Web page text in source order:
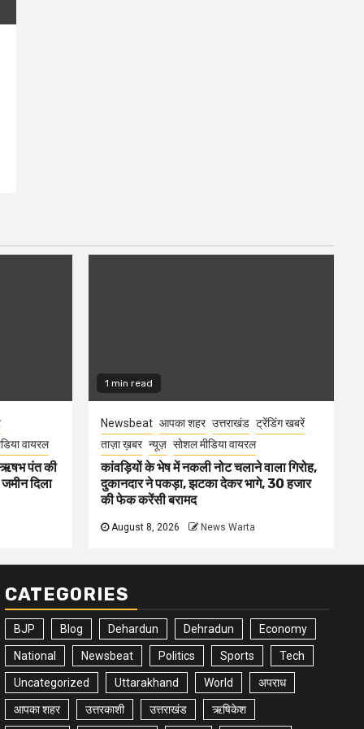
वायरल
पंत की
दिला
1 min read
Newsbeat आपका शहर उत्तराखंड ट्रेंडिंग खबरें
ताज़ा ख़बर न्यूज़ सोशल मीडिया वायरल
कांवड़ियों के भेष में नकली नोट चलाने वाला गिरोह,
दुकानदार ने पकड़ा, झटका देकर भागे, 30 हजार
की फेक करेंसी बरामद
August 8, 2026 News Warta
CATEGORIES
BJP Blog Dehardun Dehradun Economy
National Newsbeat Politics Sports Tech
Uncategorized Uttarakhand World अपराध
आपका शहर उत्तरकाशी उत्तराखंड ऋषिकेश